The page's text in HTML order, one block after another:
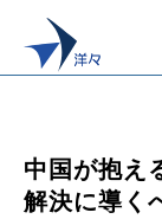
中国が抱え
解決に導く